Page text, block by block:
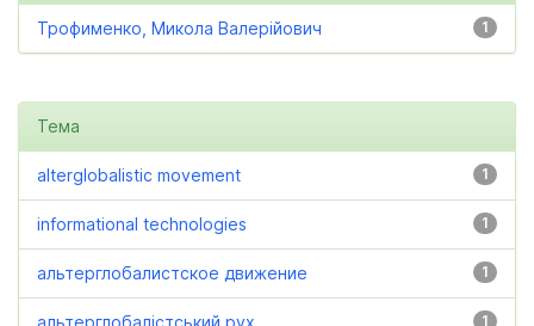
1
Трофименко, Микола Валерійович
Тема
1
alterglobalistic movement
1
informational technologies
1
альтерглобалистское движение
1
альтерглобалістський рух